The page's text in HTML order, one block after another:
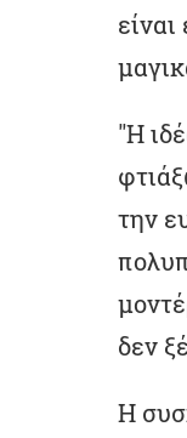
"Η
την
δεν
Η